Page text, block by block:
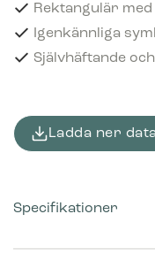
Rektangulär
Igenkännliga
Självhäftande
Ladda ner
Specifikationer